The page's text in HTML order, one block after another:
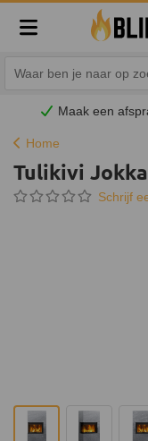
Maak een
Home
Tulikivi
Schrijf